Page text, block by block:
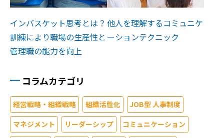
インバスケット思考とは？
訓練により職場の生産性と
管理職の能力を向上
他人を理解するコミュニケ
ーションテクニック
コラムカテゴリ
経営戦略・組織戦略 組織活性化
JOB型 人事制度
マネジメント
リーダーシップ
コミュニケーション